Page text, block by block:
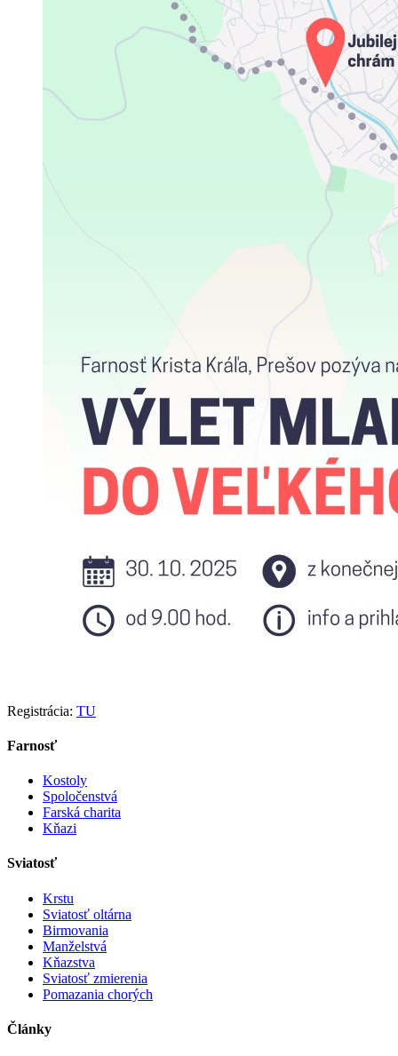
Registrácia: TU
Farnosť
Kostoly
Spoločenstvá
Farská charita
Kňazi
Sviatosť
Krstu
Sviatosť oltárna
Birmovania
Manželstvá
Kňazstva
Sviatosť zmierenia
Pomazania chorých
Články